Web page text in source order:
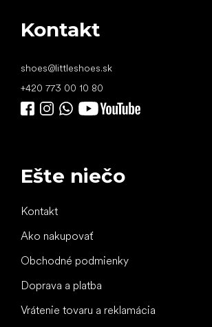
Kontakt
shoes@littleshoes.sk
+420 773 00 10 80
Ešte niečo
Kontakt
Ako nakupovať
Obchodné podmienky
Doprava a platba
Vrátenie tovaru a reklamácia